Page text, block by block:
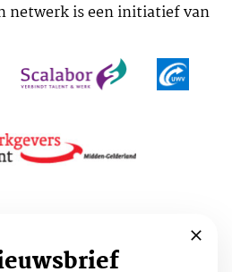
netwerk is een initiatief van